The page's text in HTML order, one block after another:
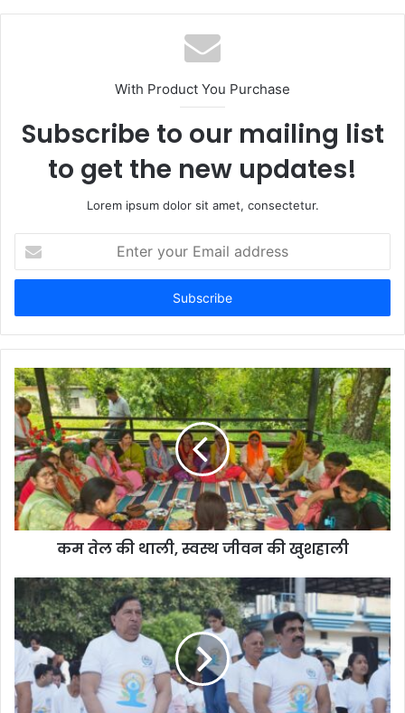
With Product You Purchase
Subscribe to our mailing list
to get the new updates!
Lorem ipsum dolor sit amet, consectetur.
your
Email
कम तेल की थाली, स्वस्थ जीवन की खुशहाली